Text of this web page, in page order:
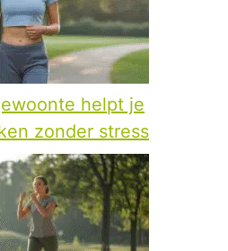
helpt je
zonder stress